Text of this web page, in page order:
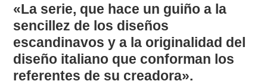
«La serie, que hace un guiño a la
sencillez de los diseños
escandinavos y a la originalidad del
diseño italiano que conforman los
referentes de su creadora».